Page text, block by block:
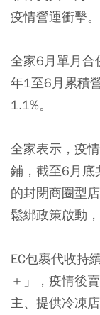
疫情營運衝擊。
全家6月單月合
年1至6月累積
1.1%。
全家表示，疫
鋪，截至6月底
的封閉商圈型
鬆綁政策啟動
EC包裹代收持
＋」，疫情後
主、提供冷凍